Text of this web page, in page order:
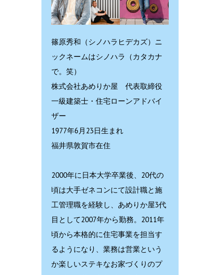
篠原秀和（シノハラヒデカズ）ニ
ックネームはシノハラ（カタカナ
で。笑）
株式会社あめりか屋 代表取締役
一級建築士・住宅ローンアドバイ
ザー
1977年6月23日生まれ
福井県敦賀市在住
2000年に日本大学卒業後、20代の
頃は大手ゼネコンにて設計職と施
工管理職を経験し、あめりか屋3代
目として2007年から勤務。2011年
頃から本格的に住宅事業を担当す
るようになり、業務は営業という
か楽しいステキなお家づくりのプ